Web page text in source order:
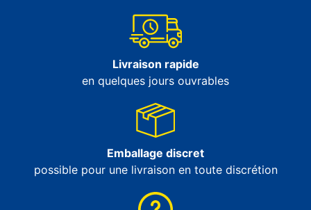
Livraison rapide
en quelques jours ouvrables
Emballage discret
possible pour une livraison en toute discrétion